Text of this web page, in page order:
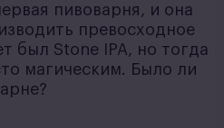
пивоварня, и она
превосходное
был Stone IPA, но тогда
магическим. Было ли